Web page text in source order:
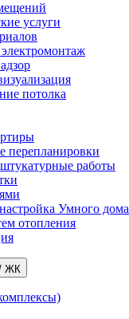
услуги
потолка
перепланировки
работы
Умного дома
отопления
/ ЖК